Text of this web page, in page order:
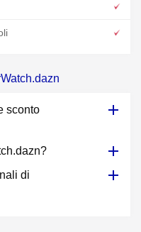
sconto
di